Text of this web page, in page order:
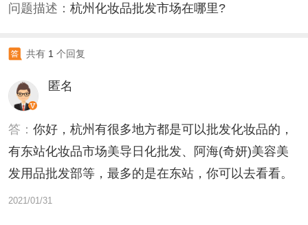
问题描述： 杭州化妆品批发市场在哪里?
共有 1 个回复
匿名
答： 你好，杭州有很多地方都是可以批发化妆品的，
有东站化妆品市场美导日化批发、阿海(奇妍)美容美
发用品批发部等，最多的是在东站，你可以去看看。
2021/01/31